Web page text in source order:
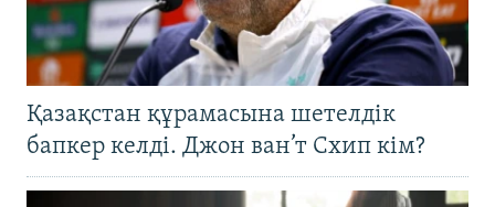
Қазақстан құрамасына шетелдік
бапкер келді. Джон ван’т Схип кім?